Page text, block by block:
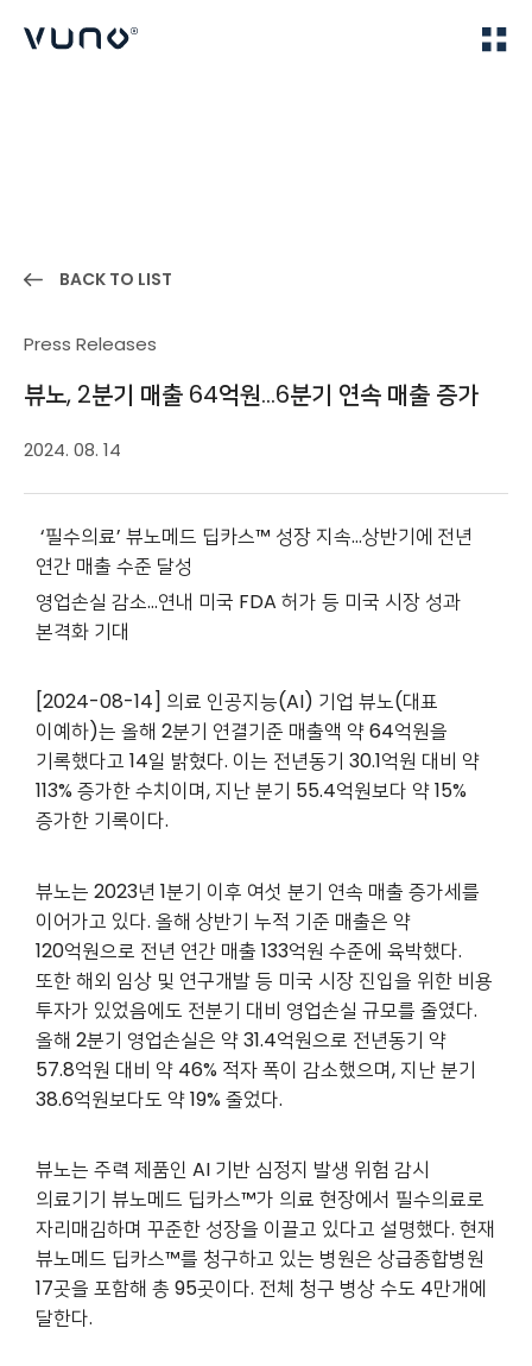
BACK TO LIST
Press Releases
뷰노, 2분기 매출 64억원…6분기 연속 매출 증가
2024. 08. 14
‘필수의료’ 뷰노메드 딥카스™ 성장 지속…상반기에 전년
연간 매출 수준 달성
영업손실 감소…연내 미국 FDA 허가 등 미국 시장 성과
본격화 기대
[2024-08-14] 의료 인공지능(AI) 기업 뷰노(대표
이예하)는 올해 2분기 연결기준 매출액 약 64억원을
기록했다고 14일 밝혔다. 이는 전년동기 30.1억원 대비 약
113% 증가한 수치이며, 지난 분기 55.4억원보다 약 15%
증가한 기록이다.
뷰노는 2023년 1분기 이후 여섯 분기 연속 매출 증가세를
이어가고 있다. 올해 상반기 누적 기준 매출은 약
120억원으로 전년 연간 매출 133억원 수준에 육박했다.
또한 해외 임상 및 연구개발 등 미국 시장 진입을 위한 비용
투자가 있었음에도 전분기 대비 영업손실 규모를 줄였다.
올해 2분기 영업손실은 약 31.4억원으로 전년동기 약
57.8억원 대비 약 46% 적자 폭이 감소했으며, 지난 분기
38.6억원보다도 약 19% 줄었다.
뷰노는 주력 제품인 AI 기반 심정지 발생 위험 감시
의료기기 뷰노메드 딥카스™가 의료 현장에서 필수의료로
자리매김하며 꾸준한 성장을 이끌고 있다고 설명했다. 현재
뷰노메드 딥카스™를 청구하고 있는 병원은 상급종합병원
17곳을 포함해 총 95곳이다. 전체 청구 병상 수도 4만개에
달한다.